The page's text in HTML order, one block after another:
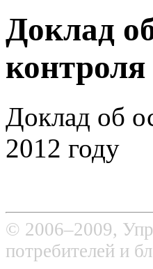
Доклад
контроля
Доклад об
2012 году
© 2006–2009,
потребителей и